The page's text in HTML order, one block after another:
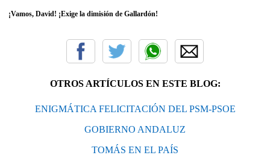
¡Vamos, David! ¡Exige la dimisión de Gallardón!
OTROS ARTÍCULOS EN ESTE BLOG:
ENIGMÁTICA FELICITACIÓN DEL PSM-PSOE
GOBIERNO ANDALUZ
TOMÁS EN EL PAÍS